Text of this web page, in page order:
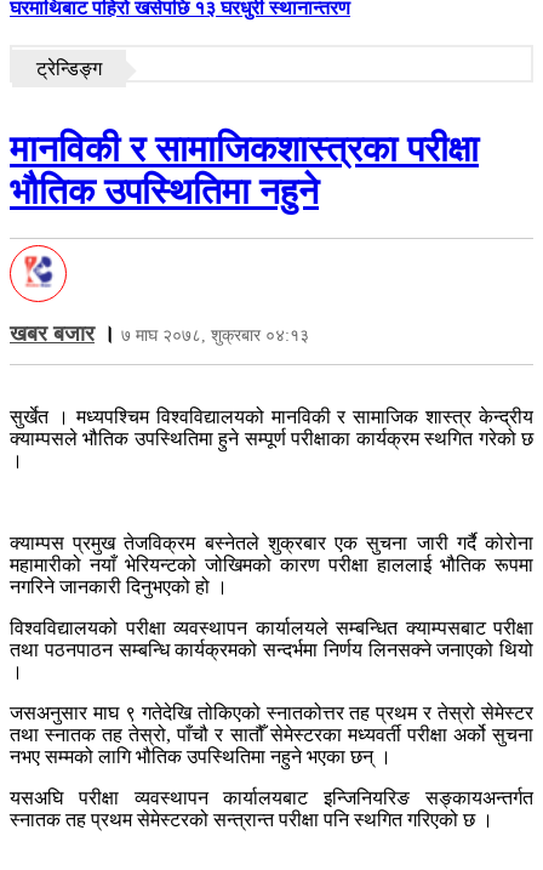
घरमाथिबाट पहिरो खसेपछि १३ घरधुरी स्थानान्तरण
ट्रेन्डिङ्ग
मानविकी र सामाजिकशास्त्रका परीक्षा
भौतिक उपस्थितिमा नहुने
खबर बजार। ७ माघ २०७८, शुक्रबार ०४:१३
सुर्खेत । मध्यपश्चिम विश्वविद्यालयको मानविकी र सामाजिक शास्त्र केन्द्रीय
क्याम्पसले भौतिक उपस्थितिमा हुने सम्पूर्ण परीक्षाका कार्यक्रम स्थगित गरेको छ
।
क्याम्पस प्रमुख तेजविक्रम बस्नेतले शुक्रबार एक सुचना जारी गर्दै कोरोना
महामारीको नयाँ भेरियन्टको जोखिमको कारण परीक्षा हाललाई भौतिक रूपमा
नगरिने जानकारी दिनुभएको हो ।
विश्वविद्यालयको परीक्षा व्यवस्थापन कार्यालयले सम्बन्धित क्याम्पसबाट परीक्षा
तथा पठनपाठन सम्बन्धि कार्यक्रमको सन्दर्भमा निर्णय लिनसक्ने जनाएको थियो
।
जसअनुसार माघ ९ गतेदेखि तोकिएको स्नातकोत्तर तह प्रथम र तेस्रो सेमेस्टर
तथा स्नातक तह तेस्रो, पाँचौ र सातौँ सेमेस्टरका मध्यवर्ती परीक्षा अर्को सुचना
नभए सम्मको लागि भौतिक उपस्थितिमा नहुने भएका छन् ।
यसअघि परीक्षा व्यवस्थापन कार्यालयबाट इन्जिनियरिङ सङ्कायअन्तर्गत
स्नातक तह प्रथम सेमेस्टरको सन्त्रान्त परीक्षा पनि स्थगित गरिएको छ ।